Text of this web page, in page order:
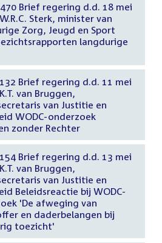
Brief regering d.d. 18 mei
Sterk, minister van
Zorg, Jeugd en Sport
langdurige
Brief regering d.d. 11 mei
van Bruggen,
van Justitie en
WODC-onderzoek
zonder Rechter
Brief regering d.d. 13 mei
van Bruggen,
van Justitie en
Beleidsreactie bij WODC-
'De afweging van
en daderbelangen bij
toezicht'